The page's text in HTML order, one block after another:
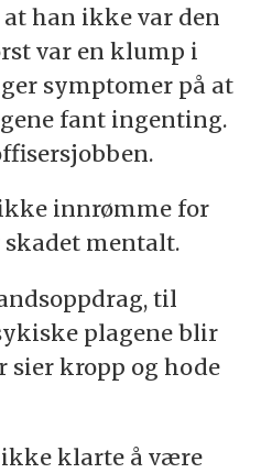
han ikke var den
var en klump i
symptomer på at
fant ingenting.
innrømme for
skadet mentalt.
til
plagene blir
sier kropp og hode
ikke klarte å være